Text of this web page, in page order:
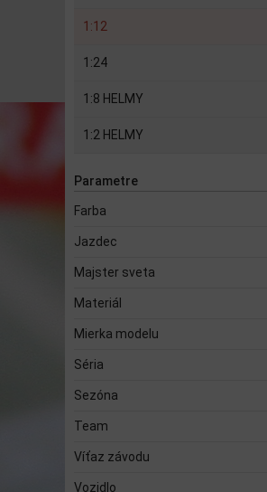
1:12
1:24
1:8 HELMY
1:2 HELMY
Parametre
Farba
Jazdec
Majster sveta
Materiál
Mierka modelu
Séria
Sezóna
Team
Víťaz závodu
Vozidlo